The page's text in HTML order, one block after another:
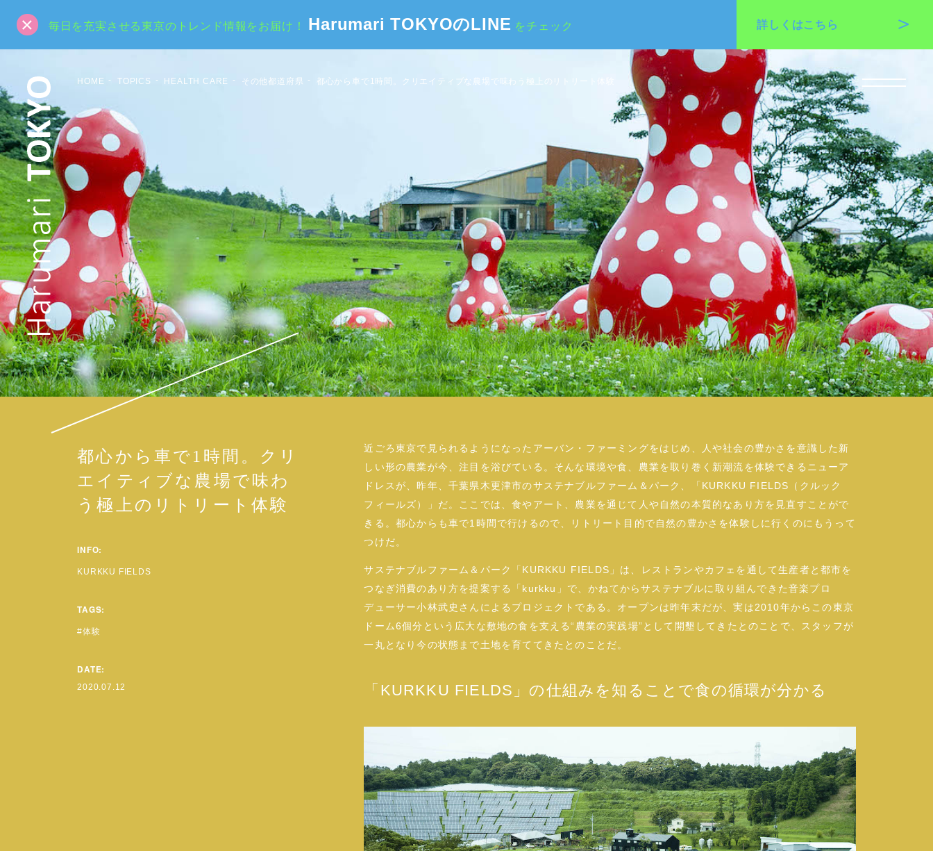
毎日を充実させる東京のトレンド情報をお届け！ Harumari TOKYOのLINE をチェック 詳しくはこちら
HOME TOPICS HEALTH CARE その他都道府県 都心から車で1時間。クリエイティブな農場で味わう極上のリトリート体験
都心から車で1時間。クリ
エイティブな農場で味わ
う極上のリトリート体験
INFO:
KURKKU FIELDS
TAGS:
体験
DATE:
2020.07.12
近ごろ東京で見られるようになったアーバン・ファーミングをはじめ、人や社会の豊かさを意識した新
しい形の農業が今、注目を浴びている。そんな環境や食、農業を取り巻く新潮流を体験できるニューア
ドレスが、昨年、千葉県木更津市のサステナブルファーム＆パーク、「KURKKU FIELDS（クルック
フィールズ）」だ。ここでは、食やアート、農業を通じて人や自然の本質的なあり方を見直すことがで
きる。都心からも車で1時間で行けるので、リトリート目的で自然の豊かさを体験しに行くのにもうって
つけだ。
サステナブルファーム＆パーク「KURKKU FIELDS」は、レストランやカフェを通して生産者と都市を
つなぎ消費のあり方を提案する「kurkku」で、かねてからサステナブルに取り組んできた音楽プロ
デューサー小林武史さんによるプロジェクトである。オープンは昨年末だが、実は2010年からこの東京
ドーム6個分という広大な敷地の食を支える“農業の実践場”として開墾してきたとのことで、スタッフが
一丸となり今の状態まで土地を育ててきたとのことだ。
「KURKKU FIELDS」の仕組みを知ることで食の循環が分かる